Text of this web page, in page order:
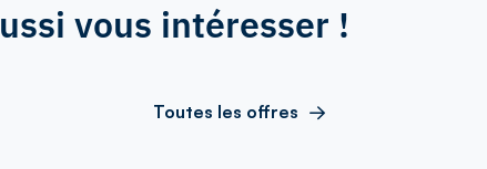
vous intéresser !
Toutes les offres